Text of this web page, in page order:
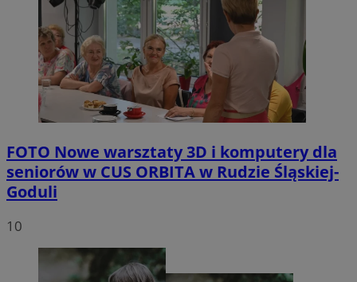
FOTO Nowe warsztaty 3D i komputery dla
seniorów w CUS ORBITA w Rudzie Śląskiej-
Goduli
10